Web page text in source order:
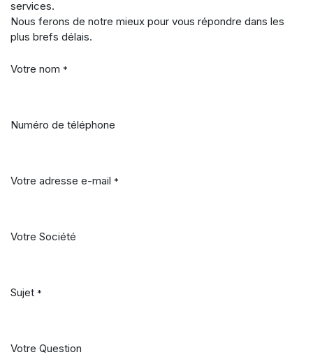
services.
Nous ferons de notre mieux pour vous répondre dans les
plus brefs délais.
Votre nom *
Numéro de téléphone
Votre adresse e-mail *
Votre Société
Sujet *
Votre Question